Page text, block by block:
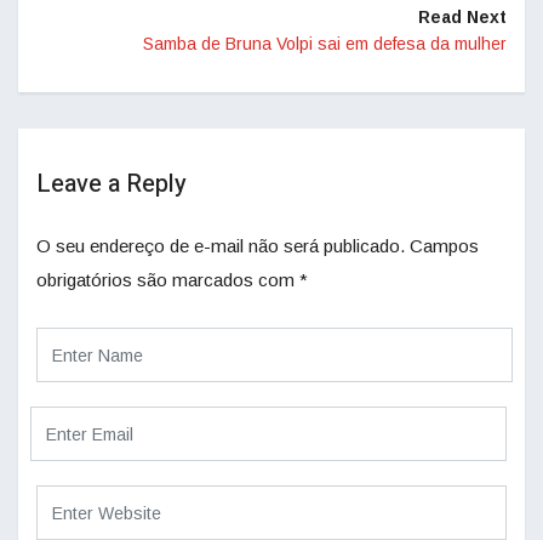
Read Next
Samba de Bruna Volpi sai em defesa da mulher
Leave a Reply
O seu endereço de e-mail não será publicado. Campos
obrigatórios são marcados com *